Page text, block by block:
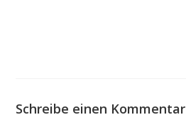
Schreibe einen Kommentar